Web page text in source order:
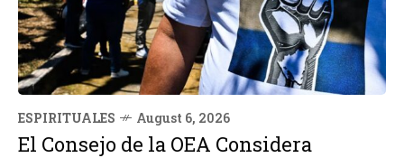
ESPIRITUALES August 6, 2026
El Consejo de la OEA Considera